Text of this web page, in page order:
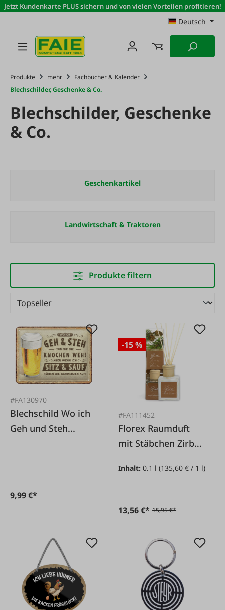
Zum Hauptinhalt springen
Jetzt Kundenkarte PLUS sichern und von vielen Vorteilen profitieren!
Deutsch
Produkte mehr
Fachbücher & Kalender
Blechschilder, Geschenke & Co.
Blechschilder, Geschenke
& Co.
Geschenkartikel
Landwirtschaft & Traktoren
Produkte filtern
#FA130970
Blechschild Wo ich
Geh und Steh...
9,99 €*
-15 %
#FA111452
Florex Raumduft
mit Stäbchen Zirbe
Inhalt:0.1 l(135,60 € / 1 l)
13,56 €* 15,95 €*